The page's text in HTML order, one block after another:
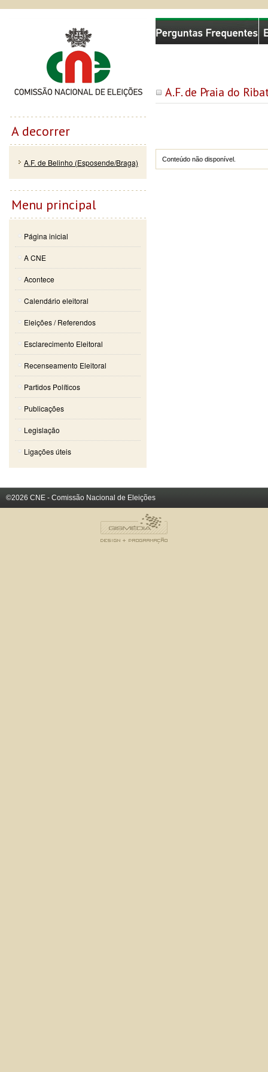
A.F. de Praia do
Conteúdo não disponível.
Comissão Nacional de Eleições
A decorrer
A.F. de Belinho (Esposende/Braga)
Menu principal
Página inicial
A CNE
Acontece
Calendário eleitoral
Eleições / Referendos
Esclarecimento Eleitoral
Recenseamento Eleitoral
Partidos Políticos
Publicações
Legislação
Ligações úteis
©2026 CNE - Comissão Nacional de Eleições